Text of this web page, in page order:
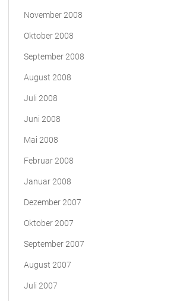
November 2008
Oktober 2008
September 2008
August 2008
Juli 2008
Juni 2008
Mai 2008
Februar 2008
Januar 2008
Dezember 2007
Oktober 2007
September 2007
August 2007
Juli 2007